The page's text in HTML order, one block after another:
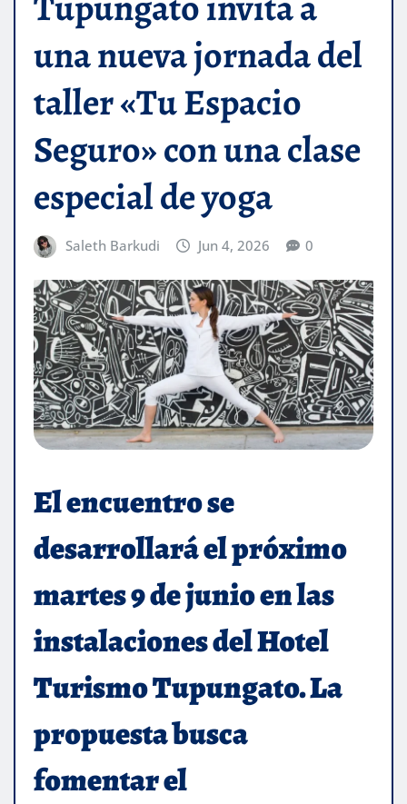
una nueva jornada del
taller «Tu Espacio
Seguro» con una clase
especial de yoga
Saleth Barkudi Jun 4, 2026 0
El encuentro se
desarrollará el próximo
martes 9 de junio en las
instalaciones del Hotel
Turismo Tupungato. La
propuesta busca
fomentar el